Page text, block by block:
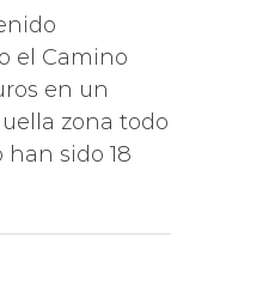
el Camino
en un
zona todo
sido 18